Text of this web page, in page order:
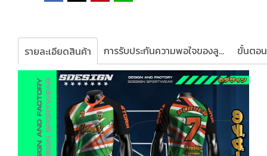
รายละเอียดสินค้า การรับประกันความพอใจของลูกค้า